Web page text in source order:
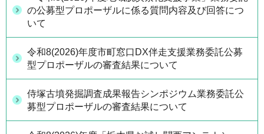
の公募型プロポーザルに係る質問内容及び回答につ
いて
令和8(2026)年度市町窓口DX伴走支援業務委託公募
型プロポーザルの審査結果について
侍塚古墳発掘調査成果報告シンポジウム業務委託公
募型プロポーザルの審査結果について